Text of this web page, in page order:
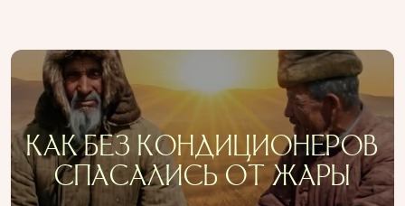
КАК БЕЗ КОНДИЦИОНЕРОВ
СПАСАЛИСЬ ОТ ЖАРЫ